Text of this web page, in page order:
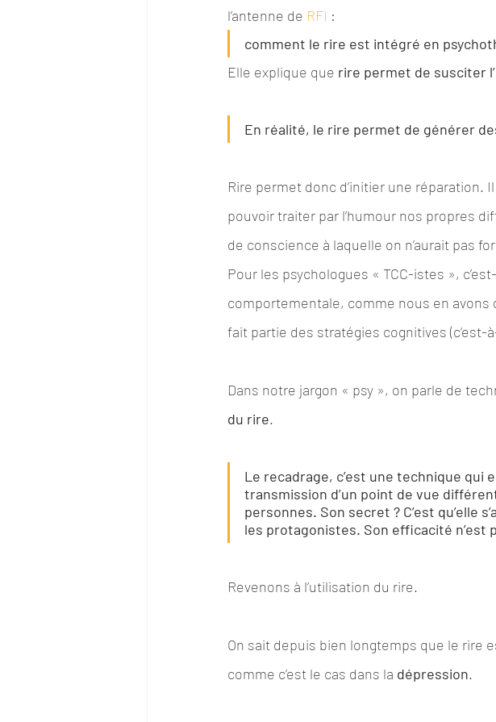
l’antenne de RFI :
comment le rire est intégré en
Elle explique que rire permet de susciter
En réalité, le rire permet de générer
Rire permet donc d’initier une réparation.
pouvoir traiter par l’humour nos propres
de conscience à laquelle on n’aurait pas
Pour les psychologues « TCC-istes »,
comportementale, comme nous en
fait partie des stratégies cognitives
Dans notre jargon « psy », on parle de
du rire.
Le recadrage, c’est une technique qui
transmission d’un point de vue
personnes. Son secret ? C’est qu’elle
les protagonistes. Son efficacité n’est
Revenons à l’utilisation du rire.
On sait depuis bien longtemps que le rire
comme c’est le cas dans la dépression.